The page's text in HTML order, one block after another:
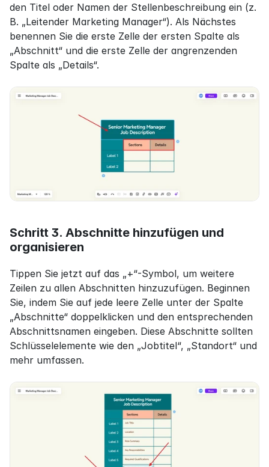
den Titel oder Namen der Stellenbeschreibung ein (z.
B. „Leitender Marketing Manager“). Als Nächstes
benennen Sie die erste Zelle der ersten Spalte als
„Abschnitt“ und die erste Zelle der angrenzenden
Spalte als „Details“.
Schritt 3. Abschnitte hinzufügen und
organisieren
Tippen Sie jetzt auf das „+“-Symbol, um weitere
Zeilen zu allen Abschnitten hinzuzufügen. Beginnen
Sie, indem Sie auf jede leere Zelle unter der Spalte
„Abschnitte“ doppelklicken und den entsprechenden
Abschnittsnamen eingeben. Diese Abschnitte sollten
Schlüsselelemente wie den „Jobtitel“, „Standort“ und
mehr umfassen.